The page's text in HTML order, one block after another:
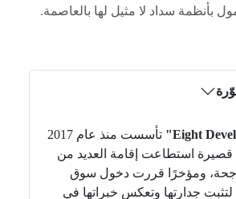
بأنظمة سداد لا مثيل لها بالعاصمة.
تأسست منذ عام 2017
قصيرة استطاعت إقامة العديد من
ومؤخرًا قررت دخول سوق
لتثبت جدارتها وتعكس خبراتها في